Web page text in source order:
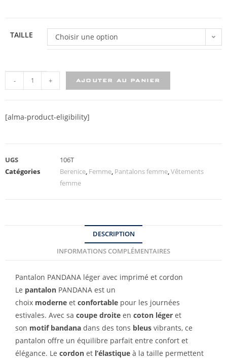
TAILLE Choisir une option
- + AJOUTER AU PANIER
[alma-product-eligibility]
UGS
106T
Catégories
Berenice, Femme, Pantalons femme,Vêtements
femme
DESCRIPTION
INFORMATIONS COMPLÉMENTAIRES
Pantalon PANDANA léger avec imprimé et cordon
Le pantalon PANDANA est un
choix moderne et confortable pour les journées
estivales. Avec sa coupe droite en coton léger et
son motif bandana dans des tons bleus vibrants, ce
pantalon offre un équilibre parfait entre confort et
élégance. Le cordon et l’élastique à la taille permettent